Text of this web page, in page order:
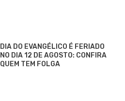
DIA DO EVANGÉLICO É FERIADO
NO DIA 12 DE AGOSTO: CONFIRA
QUEM TEM FOLGA